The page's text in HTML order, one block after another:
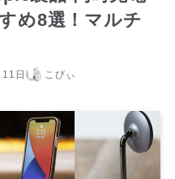
め8選！マルチ
日 こびぃ